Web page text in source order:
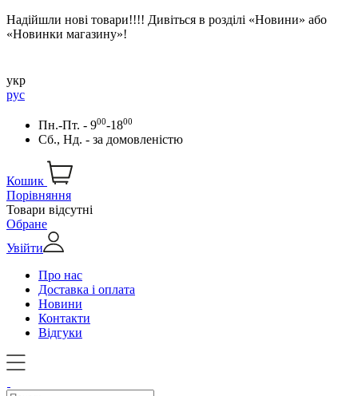
Надійшли нові товари!!!! Дивіться в розділі «Новини» або
«Новинки магазину»!
укр
рус
Пн.-Пт. - 900-1800
Сб., Нд. - за домовленістю
Кошик
Порівняння
Товари відсутні
Обране
Увійти
Про нас
Доставка і оплата
Новини
Контакти
Відгуки